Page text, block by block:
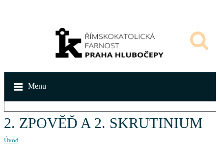
Menu
2. ZPOVĚĎ A 2. SKRUTINIUM
Úvod